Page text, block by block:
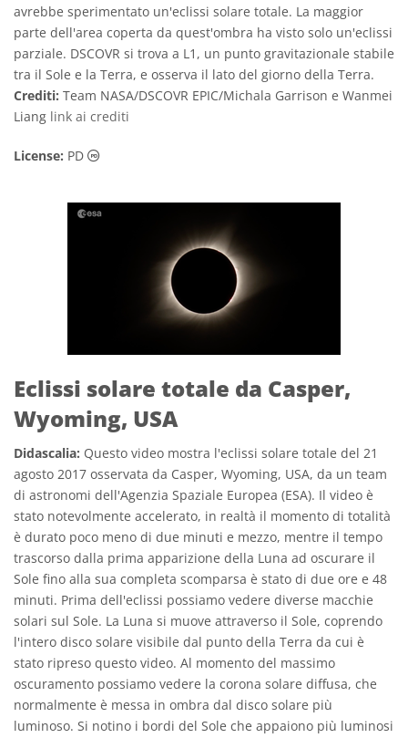
avrebbe sperimentato un'eclissi solare totale. La maggior
parte dell'area coperta da quest'ombra ha visto solo un'eclissi
parziale. DSCOVR si trova a L1, un punto gravitazionale stabile
tra il Sole e la Terra, e osserva il lato del giorno della Terra.
Crediti: Team NASA/DSCOVR EPIC/Michala Garrison e Wanmei
Liang link ai crediti
License: PD Dominio Pubblico icone
Eclissi solare totale da Casper,
Wyoming, USA
Didascalia: Questo video mostra l'eclissi solare totale del 21
agosto 2017 osservata da Casper, Wyoming, USA, da un team
di astronomi dell'Agenzia Spaziale Europea (ESA). Il video è
stato notevolmente accelerato, in realtà il momento di totalità
è durato poco meno di due minuti e mezzo, mentre il tempo
trascorso dalla prima apparizione della Luna ad oscurare il
Sole fino alla sua completa scomparsa è stato di due ore e 48
minuti. Prima dell'eclissi possiamo vedere diverse macchie
solari sul Sole. La Luna si muove attraverso il Sole, coprendo
l'intero disco solare visibile dal punto della Terra da cui è
stato ripreso questo video. Al momento del massimo
oscuramento possiamo vedere la corona solare diffusa, che
normalmente è messa in ombra dal disco solare più
luminoso. Si notino i bordi del Sole che appaiono più luminosi